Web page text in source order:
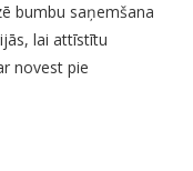
bumbu saņemšana
lai attīstītu
novest pie